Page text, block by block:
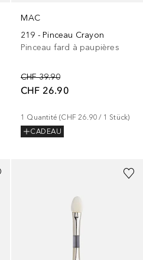
MAC
219 - Pinceau Crayon
Pinceau fard à paupières
CHF 39.90
CHF 26.90
1 Quantité (CHF 26.90 / 1 Stück)
CADEAU